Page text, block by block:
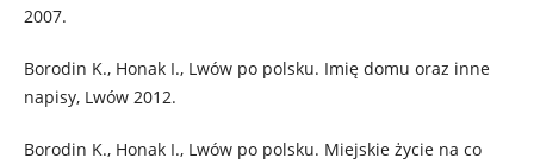
2007.
Borodin K., Honak I., Lwów po polsku. Imię domu oraz inne
napisy, Lwów 2012.
Borodin K., Honak I., Lwów po polsku. Miejskie życie na co